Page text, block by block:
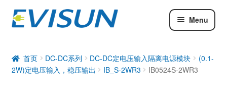
Menu
DC-DC系列
工业通信模块
首页 DC-DC系列 DC-DC定电压输入隔离电源模块
(0.1-
2W)定电压输入，稳压输出
IB_S-2WR3 IB0524S-2WR3